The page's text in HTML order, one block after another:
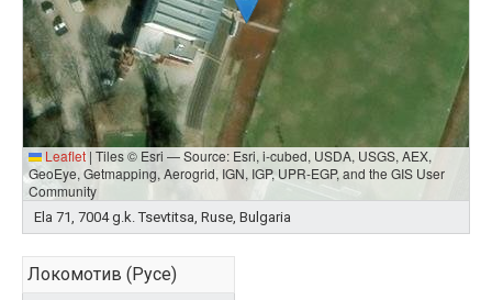
Leaflet | Tiles © Esri — Source: Esri, i-cubed, USDA, USGS, AEX,
GeoEye, Getmapping, Aerogrid, IGN, IGP, UPR-EGP, and the GIS User
Community
Ela 71, 7004 g.k. Tsevtitsa, Ruse, Bulgaria
Локомотив (Русе)